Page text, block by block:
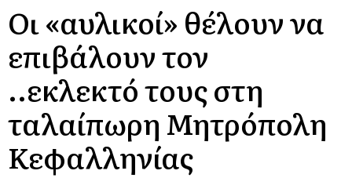
Οι «αυλικοί» θέλουν να
επιβάλουν τον
..εκλεκτό τους στη
ταλαίπωρη Μητρόπολη
Κεφαλληνίας